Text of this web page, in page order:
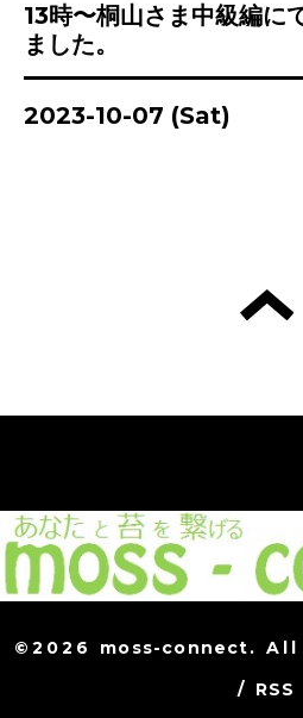
13時〜桐山さま中級編に
ました。
2023-10-07 (Sat)
©2026 moss-connect. All
/ RSS